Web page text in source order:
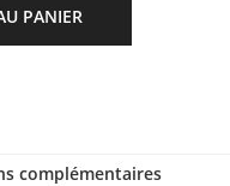
PANIER
complémentaires